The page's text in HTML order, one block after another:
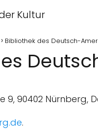
Kultur
Bibliothek des Deutsch-
9, 90402 Nürnberg,
.